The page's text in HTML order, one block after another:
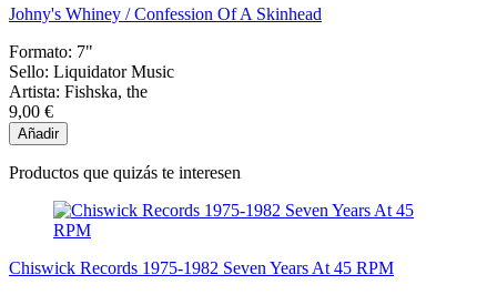
Johny's Whiney / Confession Of A Skinhead
Formato: 7"
Sello: Liquidator Music
Artista: Fishska, the
9,00 €
Añadir
Productos que quizás te interesen
Chiswick Records 1975-1982 Seven Years At 45 RPM